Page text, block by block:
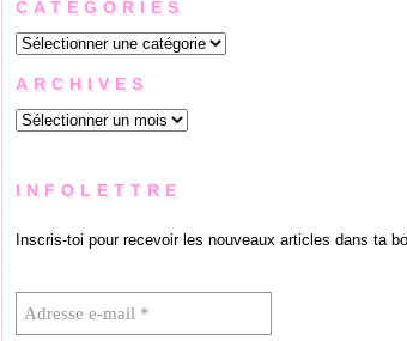
CATÉGORIES
Catégories
ARCHIVES
Archives
INFOLETTRE
Inscris-toi pour recevoir les nouveaux articles dans ta